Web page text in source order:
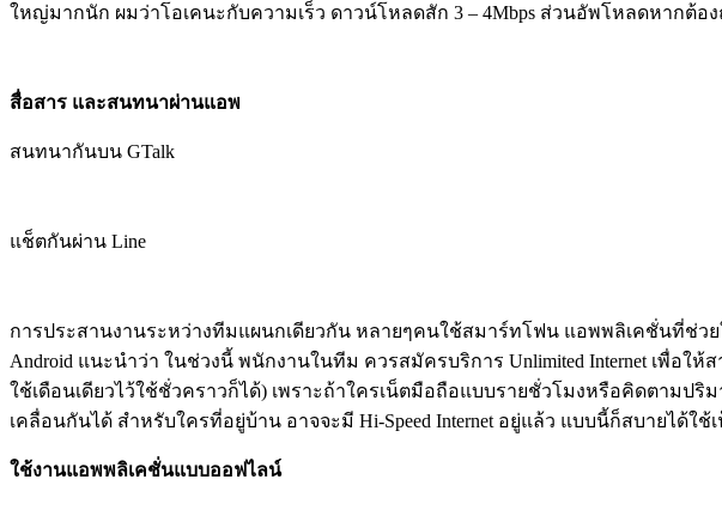
ใหญ่มากนัก ผมว่าโอเคนะกับความเร็ว ดาวน์โหลดสัก 3 – 4Mbps ส่วนอัพโหลดหากต้
สื่อสาร และสนทนาผ่านแอพ
สนทนากันบน GTalk
แช็ตกันผ่าน Line
การประสานงานระหว่างทีมแผนกเดียวกัน หลายๆคนใช้สมาร์ทโฟน แอพพลิเคชั่นที่ช่วย
Android แนะนำว่า ในช่วงนี้ พนักงานในทีม ควรสมัครบริการ Unlimited Internet เพื่อใ
ใช้เดือนเดียวไว้ใช้ชั่วคราวก็ได้) เพราะถ้าใครเน็ตมือถือแบบรายชั่วโมงหรือคิดตามป
เคลื่อนกันได้ สำหรับใครที่อยู่บ้าน อาจจะมี Hi-Speed Internet อยู่แล้ว แบบนี้ก็สบายได้
ใช้งานแอพพลิเคชั่นแบบออฟไลน์